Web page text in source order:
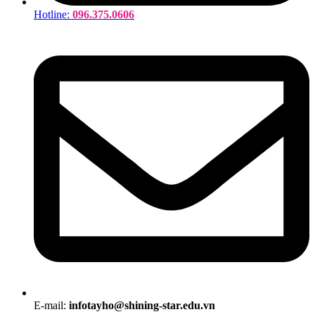
Hotline: 096.375.0606
E-mail: infotayho@shining-star.edu.vn